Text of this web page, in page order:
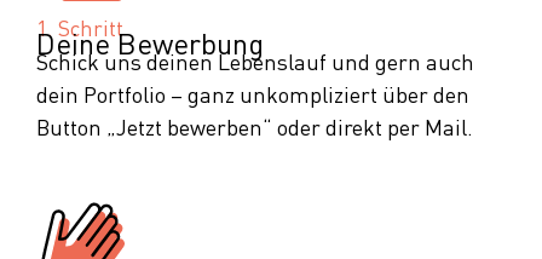
1. Schritt
Deine Bewerbung
Schick uns deinen Lebenslauf und gern auch
dein Portfolio – ganz unkompliziert über den
Button „Jetzt bewerben“ oder direkt per Mail.